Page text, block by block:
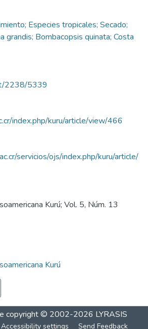
Especies tropicales; Secado;
grandis; Bombacopsis quinata; Costa
2238/5339
index.php/kuru/article/view/466
servicios/ojs/index.php/kuru/article/
Kurú; Vol. 5, Núm. 13
Kurú
copyright © 2002-2026 LYRASIS
Accessibility settings Send Feedback